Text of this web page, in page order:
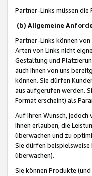
Partner-Links müssen die
(b) Allgemeine
Partner-Links können
Arten von Links nicht
Gestaltung und
auch Ihnen von uns
können. Sie dürfen
aus aufgerufen werden.
Format erscheint) als
Auf Ihren Wunsch,
Ihnen erlauben, die
überwachen und zu
Sie dürfen beispielsweise
überwachen).
Sie können Produkte